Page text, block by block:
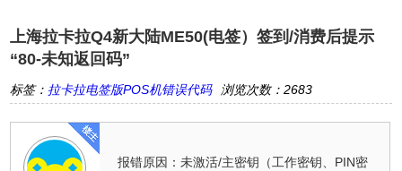
上海拉卡拉Q4新大陆ME50(电签）签到/消费后提示
“80-未知返回码”
标签： 拉卡拉电签版POS机错误代码 浏览次数：2683
报错原因：未激活/主密钥（工作密钥、PIN密